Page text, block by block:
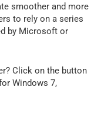
smoother and more
to rely on a series
by Microsoft or
Click on the button
Windows 7,